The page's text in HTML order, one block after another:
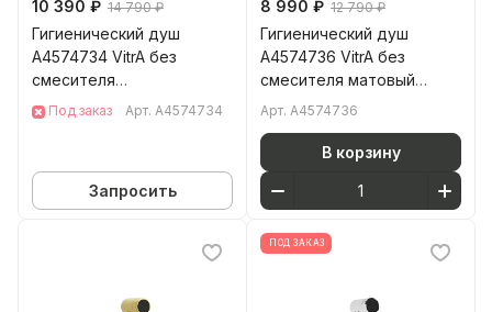
10 390 ₽ 14 790 ₽
Гигиенический душ
A4574734 VitrA без
смесителя
брашированный никель
Под заказ Арт. A4574734
Запросить
8 990 ₽ 12 790 ₽
Гигиенический душ
A4574736 VitrA без
смесителя матовый
черный латунь
Арт. A4574736
В корзину
ПОД ЗАКАЗ